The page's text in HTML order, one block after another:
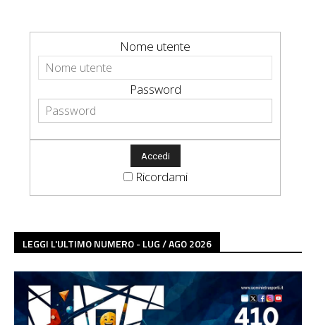
Nome utente
Password
Ricordami
LEGGI L'ULTIMO NUMERO - LUG / AGO 2026